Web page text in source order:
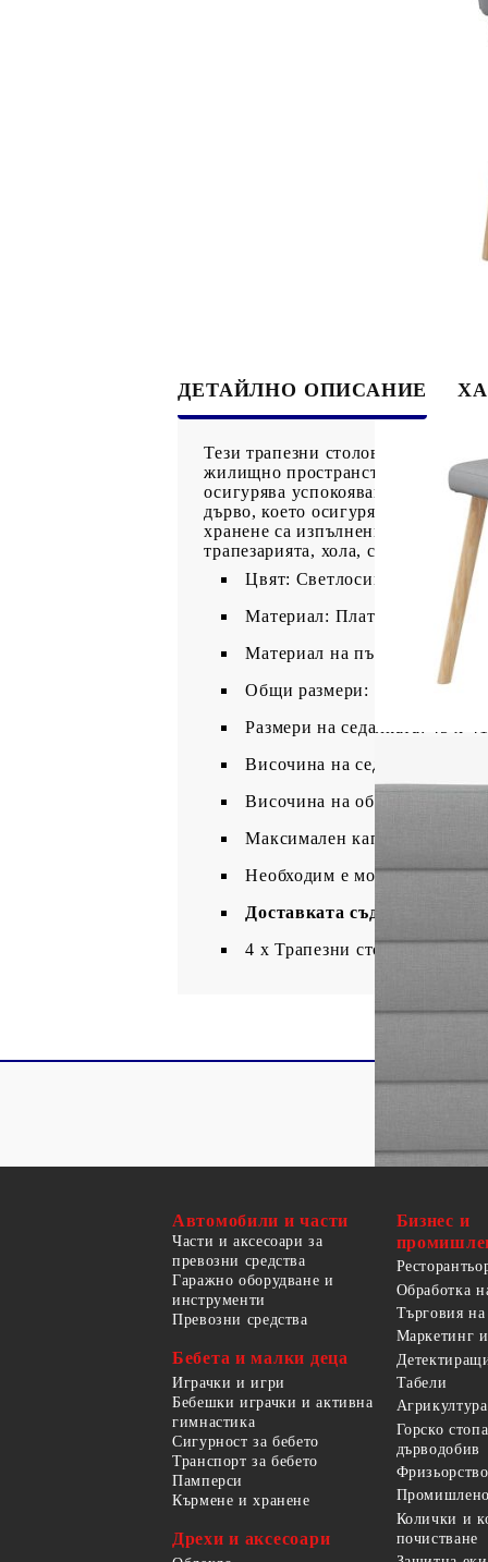
ДЕТАЙЛНО ОПИСАНИЕ
Тези трапезни столове
жилищно пространство. Мека и
осигурява успокояващо и
дърво, което осигурява
хранене са изпълнени с плътна
трапезарията, хола, стаята за
Цвят: Светлосив
Материал: Плат (100%
Материал на пълнежа: Пяна
Общи размери: 45 x 54 x 86
Размери на седалката: 45 x
Височина на седалката от
Височина на облегалката:
Максимален капацитет на
Необходим е монтаж
Доставката съдържа:
4 x Трапезни стола
Автомобили и части
Части и аксесоари за
превозни средства
Гаражно оборудване и
инструменти
Превозни средства
Бебета и малки деца
Играчки и игри
Бебешки играчки и активна
гимнастика
Сигурност за бебето
Транспорт за бебето
Памперси
Кърмене и хранене
Дрехи и аксесоари
Бизнес и
Обработка
Търговия
Маркетинг
Табели
Агрикултура
Горско
дърводобив
Колички и
почистване